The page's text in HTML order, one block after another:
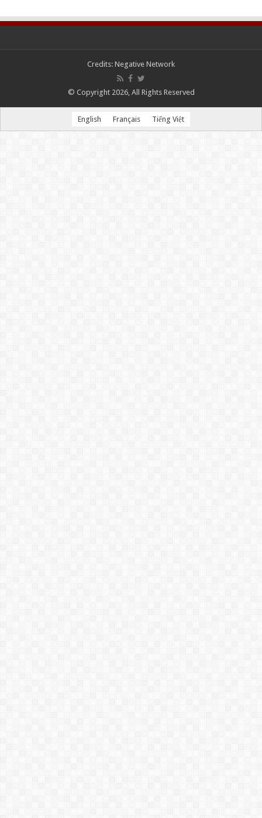
Credits: Negative Network
© Copyright 2026, All Rights Reserved
English Français Tiếng Việt